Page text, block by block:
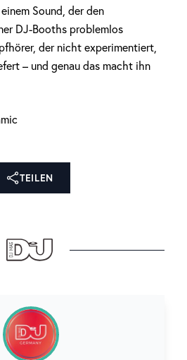
Sound, der den
DJ-Booths problemlos
der nicht experimentiert,
– und genau das macht ihn
TEILEN